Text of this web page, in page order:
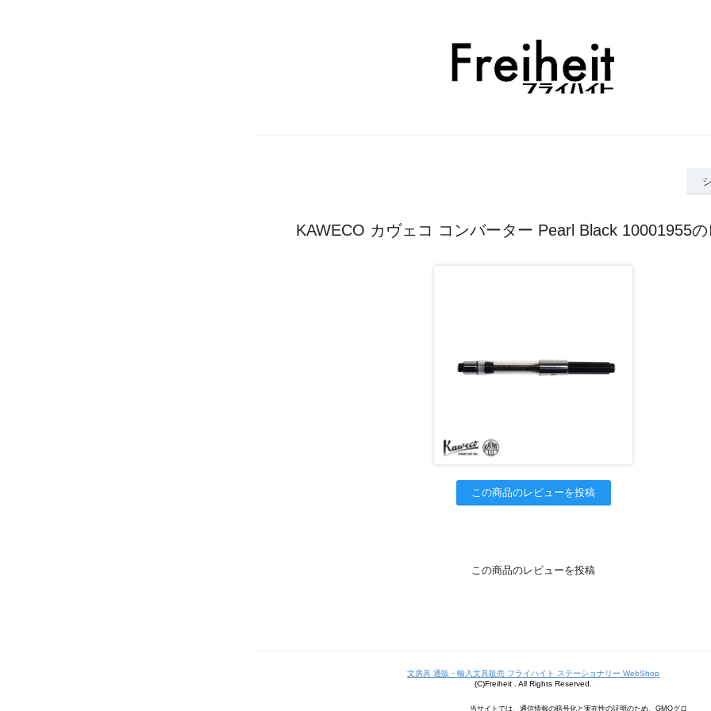
KAWECO カヴェコ コンバーター Pearl Black 10001955
この商品のレビューを投稿
この商品のレビューを投稿
文房具 通販・輸入文具販売 フライハイト ステーショナリー WebShop
(C)Freiheit . All Rights Reserved.
当サイトでは、通信情報の暗号化と実在性の証明のため、GMOグロ